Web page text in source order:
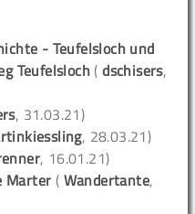
- Teufelsloch und
Teufelsloch (dschisers,
, 31.03.21)
, 28.03.21)
, 16.01.21)
Marter ( Wandertante,